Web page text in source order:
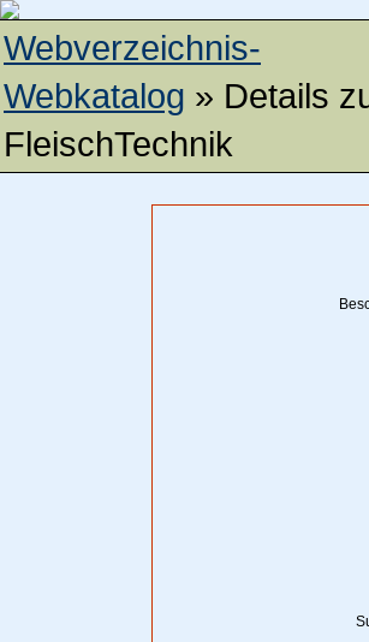
Webverzeichnis-
Webkatalog » Details
FleischTechnik